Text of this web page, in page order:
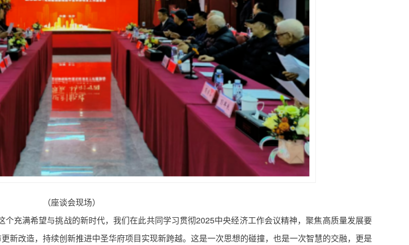
（座谈会现场）
充满希望与挑战的新时代，我们在此共同学习贯彻2025中央经济工作会议精神，聚焦高质量发展要
新改造，持续创新推进中圣华府项目实现新跨越。这是一次思想的碰撞，也是一次智慧的交融，更是